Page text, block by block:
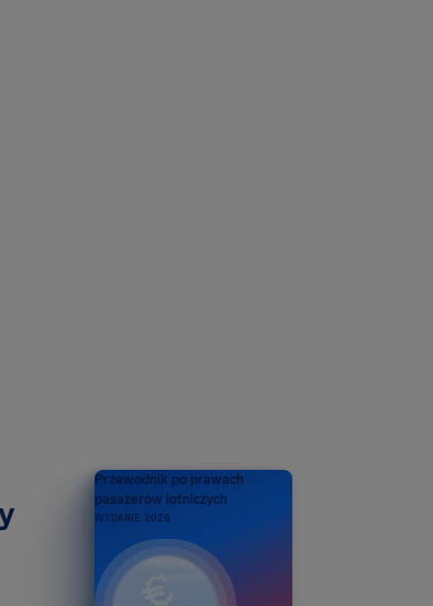
Przewodnik po prawach
pasażerów lotniczych
WYDANIE 2026